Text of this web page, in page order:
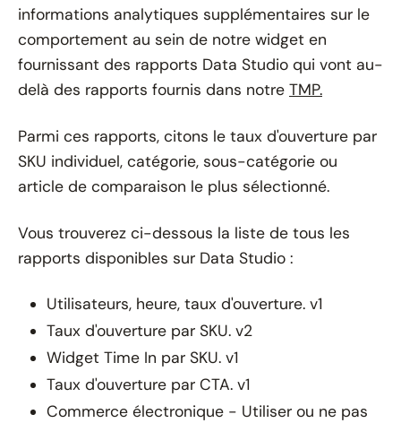
informations analytiques supplémentaires sur le
comportement au sein de notre widget en
fournissant des rapports Data Studio qui vont au-
delà des rapports fournis dans notre TMP.
Parmi ces rapports, citons le taux d'ouverture par
SKU individuel, catégorie, sous-catégorie ou
article de comparaison le plus sélectionné.
Vous trouverez ci-dessous la liste de tous les
rapports disponibles sur Data Studio :
Utilisateurs, heure, taux d'ouverture. v1
Taux d'ouverture par SKU. v2
Widget Time In par SKU. v1
Taux d'ouverture par CTA. v1
Commerce électronique - Utiliser ou ne pas